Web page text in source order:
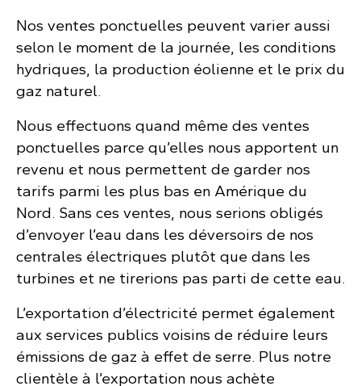
Nos ventes ponctuelles peuvent varier aussi
selon le moment de la journée, les conditions
hydriques, la production éolienne et le prix du
gaz naturel.
Nous effectuons quand même des ventes
ponctuelles parce qu’elles nous apportent un
revenu et nous permettent de garder nos
tarifs parmi les plus bas en Amérique du
Nord. Sans ces ventes, nous serions obligés
d’envoyer l’eau dans les déversoirs de nos
centrales électriques plutôt que dans les
turbines et ne tirerions pas parti de cette eau.
L’exportation d’électricité permet également
aux services publics voisins de réduire leurs
émissions de gaz à effet de serre. Plus notre
clientèle à l’exportation nous achète